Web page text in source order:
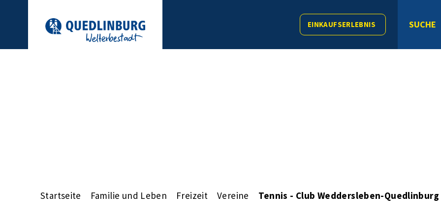
EINKAUFSERLEBNIS SUCHE
Startseite Familie und Leben Freizeit Vereine Tennis - Club Weddersleben-Quedlinburg